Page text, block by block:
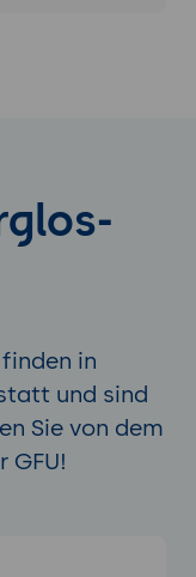
finden in
und sind
Sie von dem
GFU!